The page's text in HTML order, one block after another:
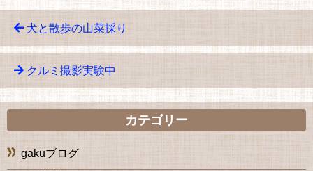
犬と散歩の山菜採り
クルミ撮影実験中
カテゴリー
gakuブログ